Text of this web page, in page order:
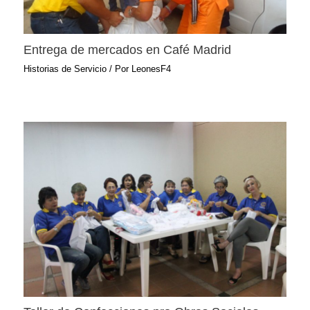
Entrega de mercados en Café Madrid
Historias de Servicio / Por LeonesF4